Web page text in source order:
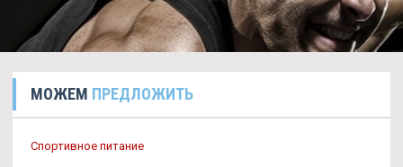
МОЖЕМ ПРЕДЛОЖИТЬ
Спортивное питание